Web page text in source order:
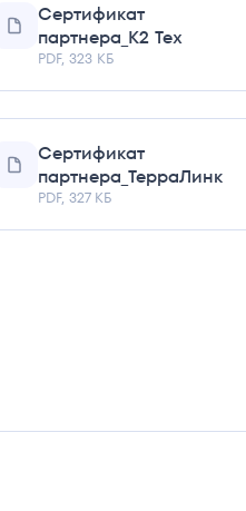
Сертификат
партнера_К2 Тех
PDF, 323 КБ
Сертификат
партнера_ТерраЛинк
PDF, 327 КБ